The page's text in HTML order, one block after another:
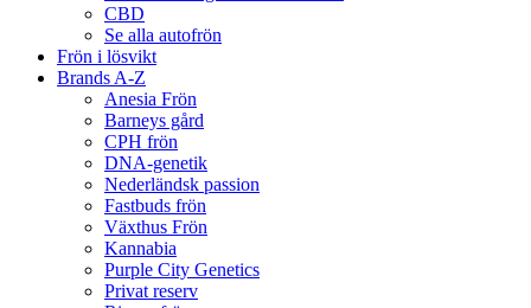
CBD
Se alla autofrön
Frön i lösvikt
Brands A-Z
Anesia Frön
Barneys gård
CPH frön
DNA-genetik
Nederländsk passion
Fastbuds frön
Växthus Frön
Kannabia
Purple City Genetics
Privat reserv